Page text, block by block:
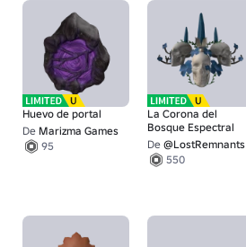
Huevo de portal
De Marizma Games
95
La Corona del
Bosque Espectral
De @LostRemnants
550